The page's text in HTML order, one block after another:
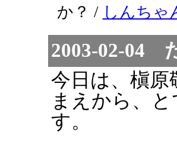
か？ / しんちゃ
2003-02-04
今日は、槇
まえから、
す。